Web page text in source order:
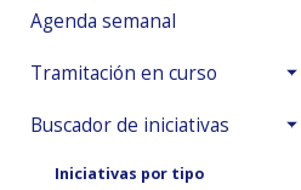
Agenda semanal
Tramitación en curso
Buscador de iniciativas
Iniciativas por tipo